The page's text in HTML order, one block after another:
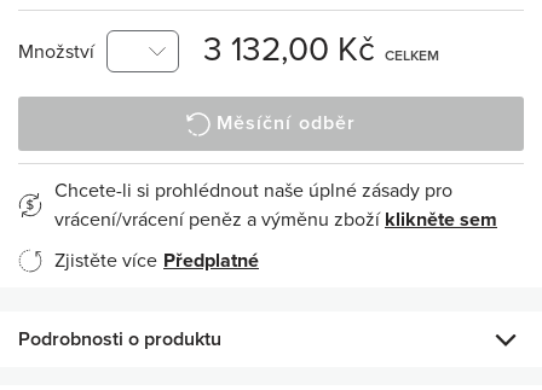
Množství 3 132,00 Kč CELKEM
Měsíční odběr
Chcete-li si prohlédnout naše úplné zásady pro
vrácení/vrácení peněz a výměnu zboží klikněte sem
Zjistěte více Předplatné
Podrobnosti o produktu